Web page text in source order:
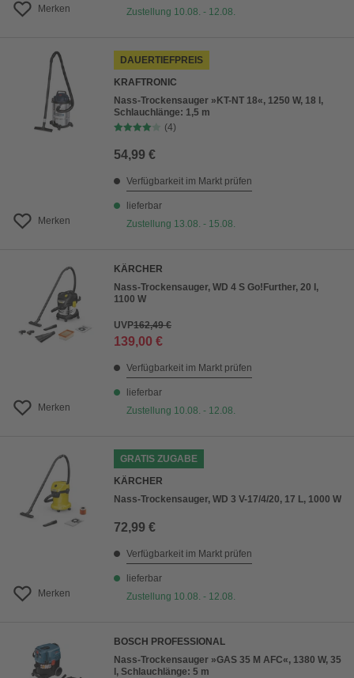
Merken
Zustellung 10.08. - 12.08.
Merken
DAUERTIEFPREIS
KRAFTRONIC
Nass-Trockensauger »KT-NT 18«, 1250 W, 18 l,
Schlauchlänge: 1,5 m
(4)
54,99 €
Verfügbarkeit im Markt prüfen
lieferbar
Zustellung 13.08. - 15.08.
Merken
KÄRCHER
Nass-Trockensauger, WD 4 S Go!Further, 20 l,
1100 W
UVP162,49 €
139,00 €
Verfügbarkeit im Markt prüfen
lieferbar
Zustellung 10.08. - 12.08.
Merken
GRATIS ZUGABE
KÄRCHER
Nass-Trockensauger, WD 3 V-17/4/20, 17 L, 1000 W
72,99 €
Verfügbarkeit im Markt prüfen
lieferbar
Zustellung 10.08. - 12.08.
BOSCH PROFESSIONAL
Nass-Trockensauger »GAS 35 M AFC«, 1380 W, 35
l, Schlauchlänge: 5 m